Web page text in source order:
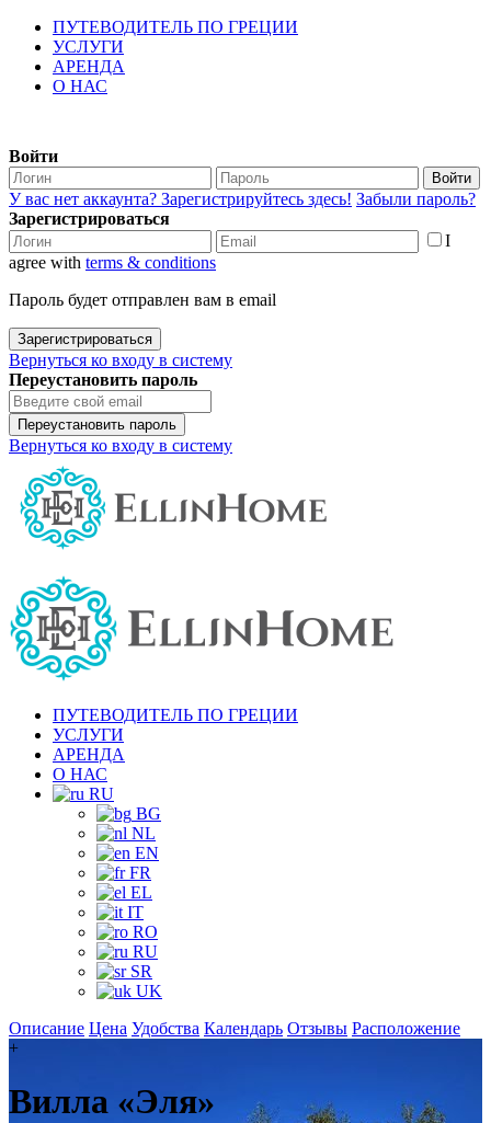
ПУТЕВОДИТЕЛЬ ПО ГРЕЦИИ
УСЛУГИ
АРЕНДА
О НАС
Войти
Войти
У вас нет аккаунта? Зарегистрируйтесь здесь! Забыли пароль?
Зарегистрироваться
I
agree with terms & conditions
Пароль будет отправлен вам в email
Зарегистрироваться
Вернуться ко входу в систему
Переустановить пароль
Переустановить пароль
Вернуться ко входу в систему
ПУТЕВОДИТЕЛЬ ПО ГРЕЦИИ
УСЛУГИ
АРЕНДА
О НАС
RU
BG
NL
EN
FR
EL
IT
RO
RU
SR
UK
Описание Цена Удобства Календарь Отзывы Расположение
+
Вилла «Эля»